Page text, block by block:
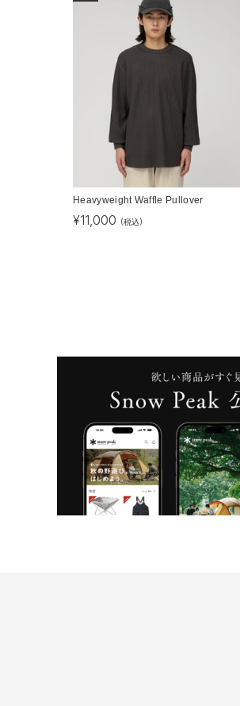
Heavyweight Waffle Pullover
¥11,000 (税込)